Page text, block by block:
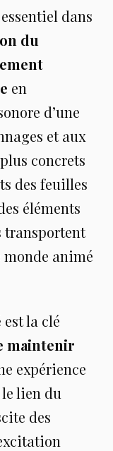
dans
du
en
d’une
et aux
concrets
des feuilles
éléments
transportent
animé
la clé
maintenir
expérience
lien du
des